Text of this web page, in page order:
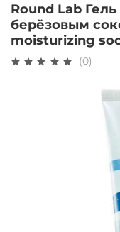
Round Lab
берёзовым
moisturizing
(0)